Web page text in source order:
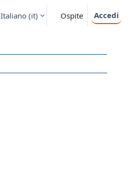
Italiano ‎(it)‎ Ospite Accedi